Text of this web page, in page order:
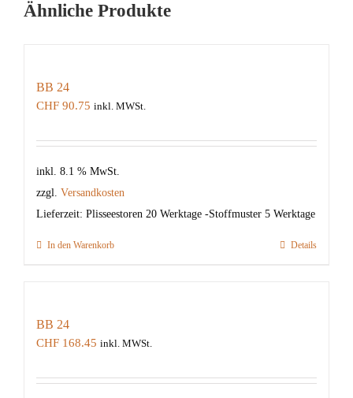
Ähnliche Produkte
BB 24
CHF 90.75 inkl. MWSt.
inkl. 8.1 % MwSt.
zzgl. Versandkosten
Lieferzeit: Plisseestoren 20 Werktage -Stoffmuster 5 Werktage
In den Warenkorb Details
BB 24
CHF 168.45 inkl. MWSt.